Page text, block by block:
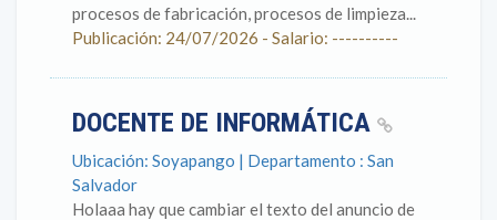
procesos de fabricación, procesos de limpieza...
Publicación: 24/07/2026 - Salario: ----------
DOCENTE DE INFORMÁTICA
Ubicación: Soyapango | Departamento : San
Salvador
Holaaa hay que cambiar el texto del anuncio de